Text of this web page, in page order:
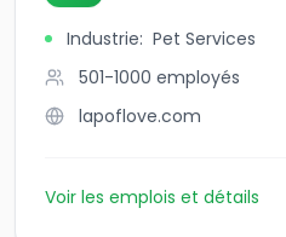
Industrie: Pet Services
501-1000 employés
lapoflove.com
Voir les emplois et détails